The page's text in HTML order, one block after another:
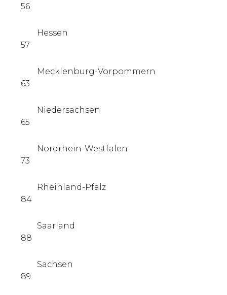
56
57
Hessen
63
Mecklenburg-Vorpommern
65
Niedersachsen
73
Nordrhein-Westfalen
84
Rheinland-Pfalz
88
Saarland
89
Sachsen